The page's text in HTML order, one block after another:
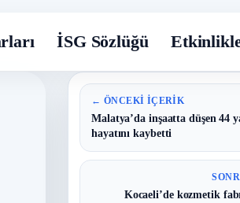
İSG Sözlüğü
← ÖNCEKI İÇERIK
Malatya’da inşaatta düşen 44
hayatını kaybetti
Kocaeli’de kozmetik